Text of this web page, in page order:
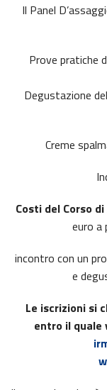
Il Panel
Prove pratiche
Degustazione
Creme
Costi del Corso
euro a
incontro con un
e
Le iscrizioni si
entro il quale